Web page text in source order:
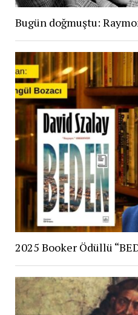
Bugün doğmuştu:
2025 Booker Ödüllü